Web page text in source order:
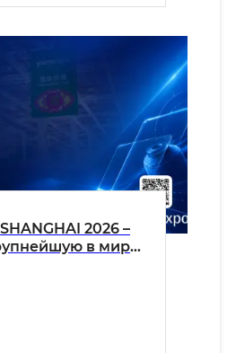
2026 –
в мире